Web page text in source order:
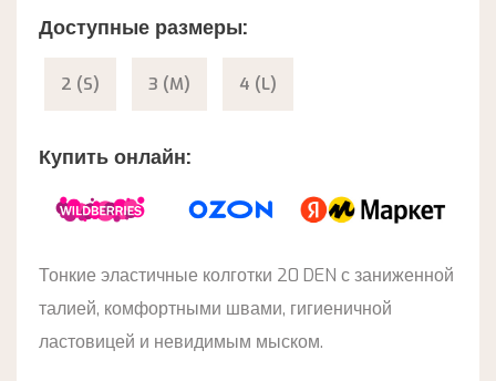
Доступные размеры:
2 (S) 3 (M) 4 (L)
Купить онлайн:
Тонкие эластичные колготки 20 DEN с заниженной
талией, комфортными швами, гигиеничной
ластовицей и невидимым мыском.